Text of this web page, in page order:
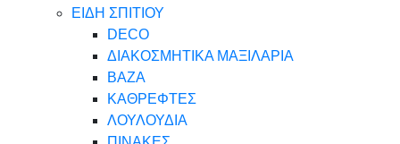
ΕΙΔΗ ΣΠΙΤΙΟΥ
DECO
ΔΙΑΚΟΣΜΗΤΙΚΑ ΜΑΞΙΛΑΡΙΑ
ΒΑΖΑ
ΚΑΘΡΕΦΤΕΣ
ΛΟΥΛΟΥΔΙΑ